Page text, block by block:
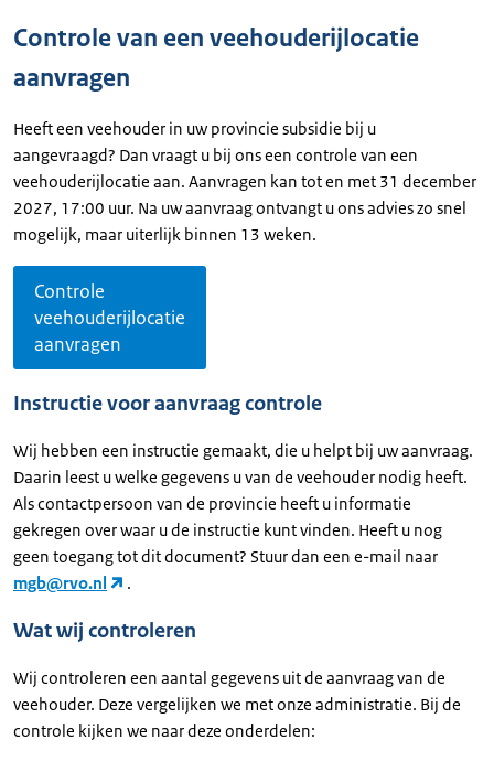
Controle van een veehouderijlocatie
aanvragen
Heeft een veehouder in uw provincie subsidie bij u
aangevraagd? Dan vraagt u bij ons een controle van een
veehouderijlocatie aan. Aanvragen kan tot en met 31 december
2027, 17:00 uur. Na uw aanvraag ontvangt u ons advies zo snel
mogelijk, maar uiterlijk binnen 13 weken.
Controle
veehouderijlocatie
aanvragen
Instructie voor aanvraag controle
Wij hebben een instructie gemaakt, die u helpt bij uw aanvraag.
Daarin leest u welke gegevens u van de veehouder nodig heeft.
Als contactpersoon van de provincie heeft u informatie
gekregen over waar u de instructie kunt vinden. Heeft u nog
geen toegang tot dit document? Stuur dan een e-mail naar
mgb@rvo.nl
.
Wat wij controleren
Wij controleren een aantal gegevens uit de aanvraag van de
veehouder. Deze vergelijken we met onze administratie. Bij de
controle kijken we naar deze onderdelen: